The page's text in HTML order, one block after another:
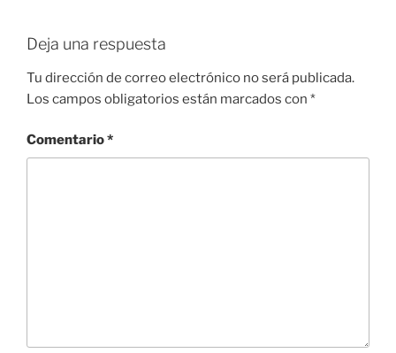
Deja una respuesta
Tu dirección de correo electrónico no será publicada.
Los campos obligatorios están marcados con *
Comentario*